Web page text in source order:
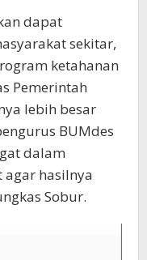
dapat
sekitar,
ketahanan
Pemerintah
lebih besar
BUMdes
dalam
hasilnya
Sobur.